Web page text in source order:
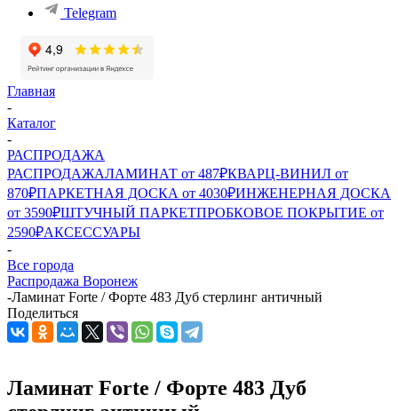
Telegram
Главная
-
Каталог
-
РАСПРОДАЖА
РАСПРОДАЖАЛАМИНАТ от 487₽КВАРЦ-ВИНИЛ от
870₽ПАРКЕТНАЯ ДОСКА от 4030₽ИНЖЕНЕРНАЯ ДОСКА
от 3590₽ШТУЧНЫЙ ПАРКЕТПРОБКОВОЕ ПОКРЫТИЕ от
2590₽АКСЕССУАРЫ
-
Все города
Распродажа Воронеж
-Ламинат Forte / Форте 483 Дуб стерлинг античный
Поделиться
Ламинат Forte / Форте 483 Дуб